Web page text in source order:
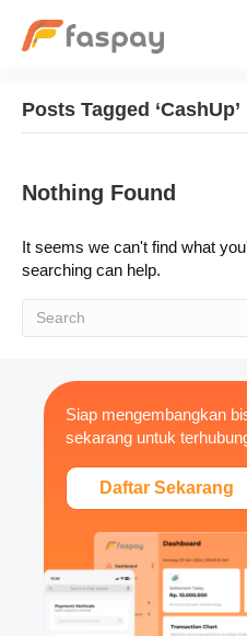
Posts Tagged ‘CashUp’
Nothing Found
It seems we can't find what
searching can help.
Siap mengembangkan
sekarang untuk
Daftar Sekarang